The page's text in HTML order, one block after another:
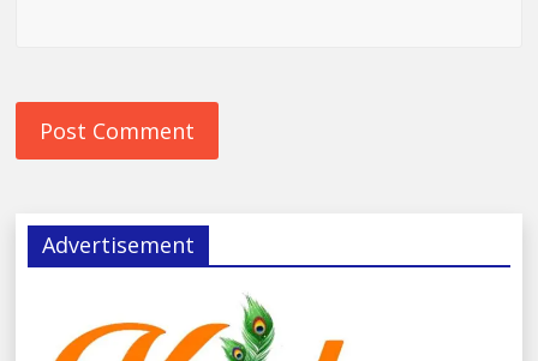
Advertisement